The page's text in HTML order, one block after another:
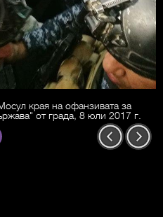
края на офанзивата за
от града, 8 юли 2017 г.